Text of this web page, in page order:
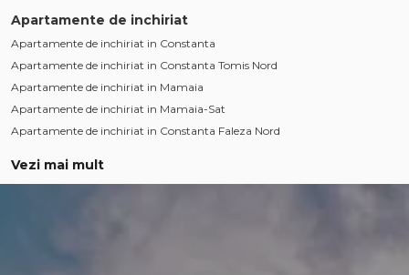
Apartamente de inchiriat
Apartamente de inchiriat in Constanta
Apartamente de inchiriat in Constanta Tomis Nord
Apartamente de inchiriat in Mamaia
Apartamente de inchiriat in Mamaia-Sat
Apartamente de inchiriat in Constanta Faleza Nord
Vezi mai mult